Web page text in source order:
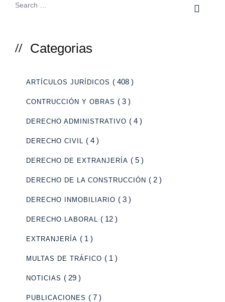
Categorias
ARTÍCULOS JURÍDICOS ( 408 )
CONTRUCCIÓN Y OBRAS ( 3 )
DERECHO ADMINISTRATIVO ( 4 )
DERECHO CIVIL ( 4 )
DERECHO DE EXTRANJERÍA ( 5 )
DERECHO DE LA CONSTRUCCIÓN ( 2 )
DERECHO INMOBILIARIO ( 3 )
DERECHO LABORAL ( 12 )
EXTRANJERÍA ( 1 )
MULTAS DE TRÁFICO ( 1 )
NOTICIAS ( 29 )
PUBLICACIONES ( 7 )